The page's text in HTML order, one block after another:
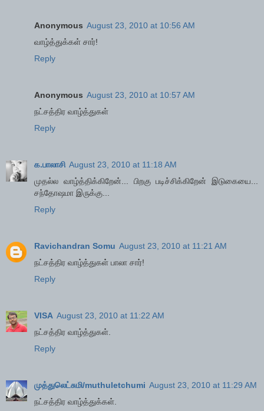
Anonymous August 23, 2010 at 10:56 AM
வாழ்த்துக்கள் சார்!
Reply
Anonymous August 23, 2010 at 10:57 AM
நட்சத்திர வாழ்த்துகள்
Reply
க.பாலாசி August 23, 2010 at 11:18 AM
முதல்ல வாழ்த்திக்கிறேன்... பிறகு படிச்சிக்கிறேன் இடுகையை...
சந்தோஷமா இருக்கு...
Reply
Ravichandran Somu August 23, 2010 at 11:21 AM
நட்சத்திர வாழ்த்துகள் பாலா சார்!
Reply
VISA August 23, 2010 at 11:22 AM
நட்சத்திர வாழ்த்துகள்.
Reply
முத்துலெட்சுமி/muthuletchumi August 23, 2010 at 11:29 AM
நட்சத்திர வாழ்த்துக்கள்.